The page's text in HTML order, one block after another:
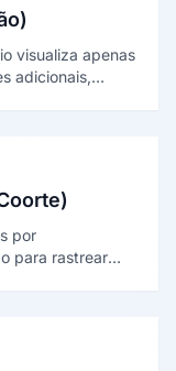
visualiza apenas
adicionais,
por
para rastrear